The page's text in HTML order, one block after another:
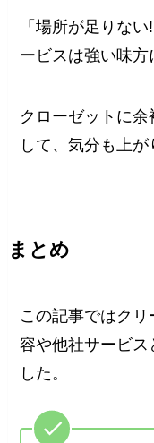
「場所が足りな
ービスは強い味方
クローゼットに
して、気分も上が
まとめ
この記事ではク
容や他社サービス
した。